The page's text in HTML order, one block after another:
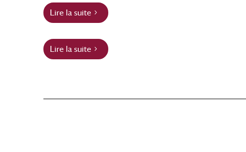
Lire la suite
Lire la suite